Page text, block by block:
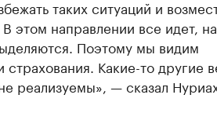
таких ситуаций и
этом направлении все идет,
Поэтому мы видим
страхования. Какие-то другие
реализуемы», — сказал